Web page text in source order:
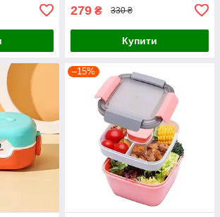
279 ₴ 330 ₴
Купити
–15%